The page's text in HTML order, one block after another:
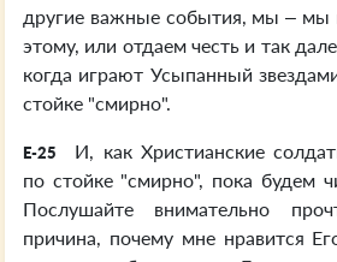
другие важные события, мы – мы
этому, или отдаем честь и так
когда играют Усыпанный
стойке "смирно".
E-25
И, как Христианские
по стойке "смирно", пока будем
Послушайте внимательно
причина, почему мне нравится